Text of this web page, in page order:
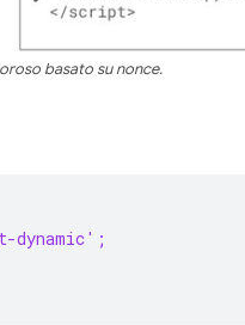
basato su nonce.
dynamic';